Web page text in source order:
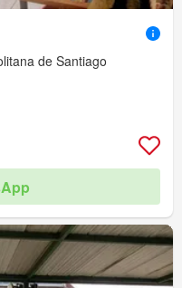
de Santiago